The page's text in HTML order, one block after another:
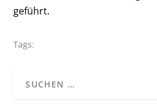
geführt.
Tags: